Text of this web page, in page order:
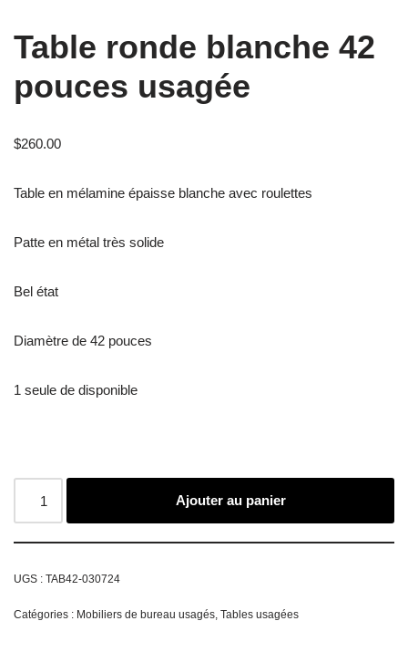
Table ronde blanche 42
pouces usagée
$260.00
Table en mélamine épaisse blanche avec roulettes
Patte en métal très solide
Bel état
Diamètre de 42 pouces
1 seule de disponible
Ajouter au panier
UGS : TAB42-030724
Catégories : Mobiliers de bureau usagés, Tables usagées